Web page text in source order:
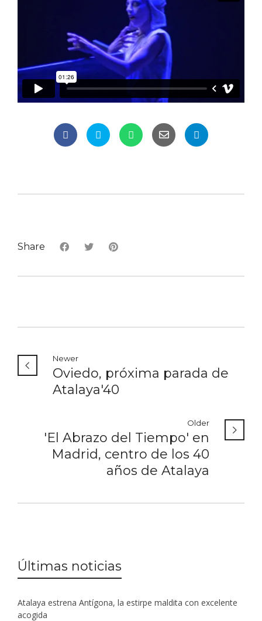
Share
Newer
Oviedo, próxima parada de
Atalaya'40
Older
'El Abrazo del Tiempo' en
Madrid, centro de los 40
años de Atalaya
Últimas noticias
Atalaya estrena Antígona, la estirpe maldita con excelente
acogida